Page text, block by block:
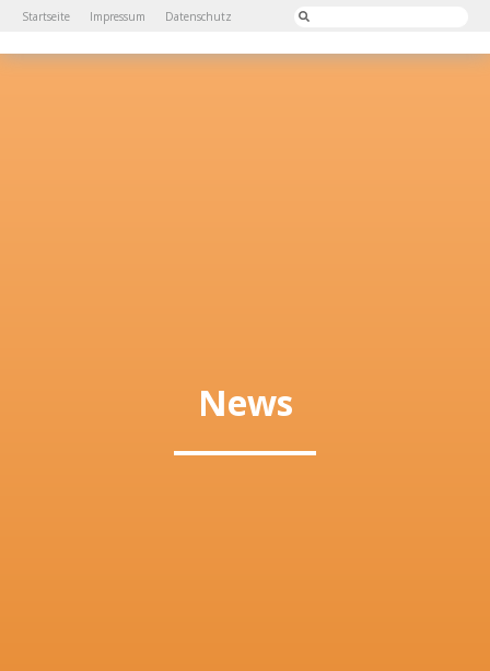
Startseite Impressum Datenschutz
News